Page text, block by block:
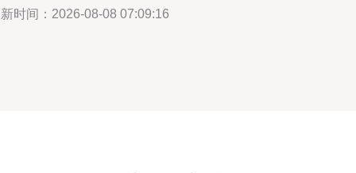
时间：2026-08-08 07:09:16